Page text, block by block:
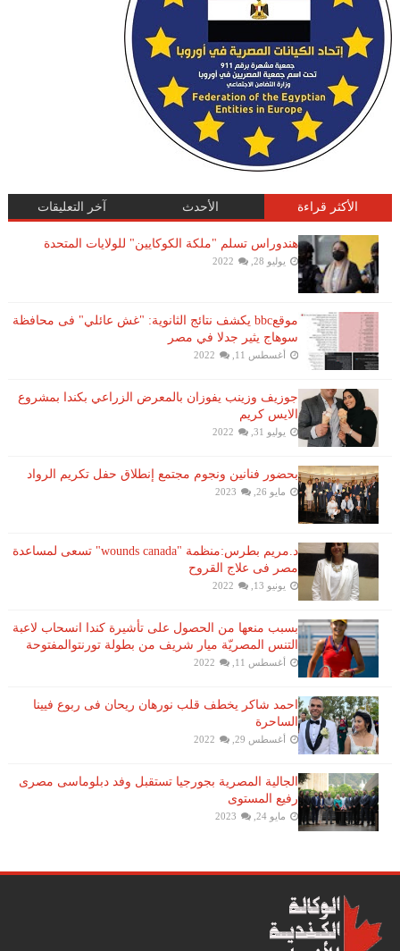
الأكثر قراءة الأحدث آخر التعليقات
هندوراس تسلم "ملكة الكوكايين" للولايات المتحدة
يوليو 28, 2022
موقعbbc يكشف نتائج الثانوية: "غش عائلي" فى محافظة
سوهاج يثير جدلا في مصر
أغسطس 11, 2022
جوزيف وزينب يفوزان بالمعرض الزراعي بكندا بمشروع
الايس كريم
يوليو 31, 2022
بحضور فنانين ونجوم مجتمع إنطلاق حفل تكريم الرواد
مايو 26, 2023
د.مريم بطرس:منظمة "wounds canada" تسعى لمساعدة
مصر فى علاج القروح
يونيو 13, 2022
بسبب منعها من الحصول على تأشيرة كندا انسحاب لاعبة ​
التنس​ المصريّة ​ميار شريف​ من بطولة ​تورنتو​المفتوحة
أغسطس 11, 2022
احمد شاكر يخطف قلب نورهان ريحان فى ربوع فيينا
الساحرة
أغسطس 29, 2022
الجالية المصرية بجورجيا تستقبل وفد دبلوماسى مصرى
رفيع المستوى
مايو 24, 2023